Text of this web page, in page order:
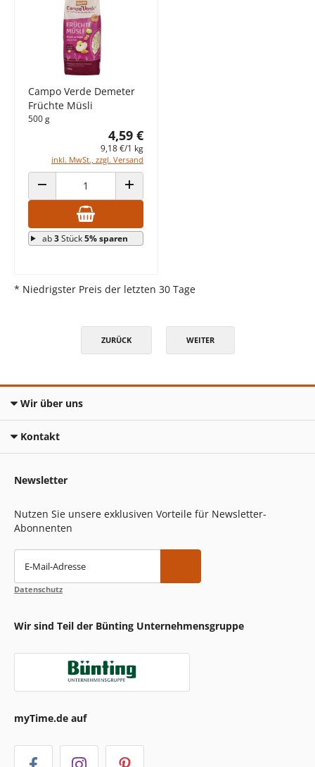
Campo Verde Demeter
Früchte Müsli
500 g
4,59 €
9,18 €/1 kg
inkl. MwSt., zzgl. Versand
ANZAHL VERRINGERN ANZAHL ERHÖHEN
ab3Stück5% sparen
* Niedrigster Preis der letzten 30 Tage
ZURÜCK WEITER
Wir über uns
Kontakt
Newsletter
Nutzen Sie unsere exklusiven Vorteile für Newsletter-
Abonnenten
E-Mail-Adresse
Datenschutz
Wir sind Teil der Bünting Unternehmensgruppe
myTime.de auf